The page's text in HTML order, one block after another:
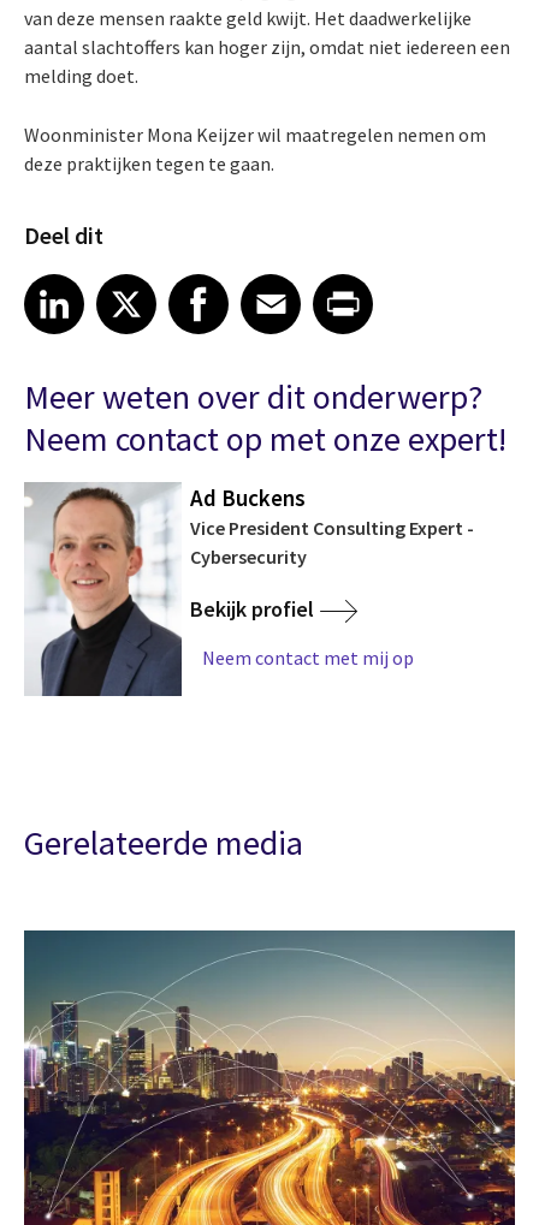
van deze mensen raakte geld kwijt. Het daadwerkelijke
aantal slachtoffers kan hoger zijn, omdat niet iedereen een
melding doet.
Woonminister Mona Keijzer wil maatregelen nemen om
deze praktijken tegen te gaan.
Deel dit
Share article on LinkedIn
LinkedIn
Share article on XShare article on Facebook
Facebook
Share article on Email
EmailShare article on Print
Meer weten over dit onderwerp?
Neem contact op met onze expert!
Ad Buckens
Vice President Consulting Expert -
Cybersecurity
Bekijk profiel
Neem contact met mij op
Gerelateerde media